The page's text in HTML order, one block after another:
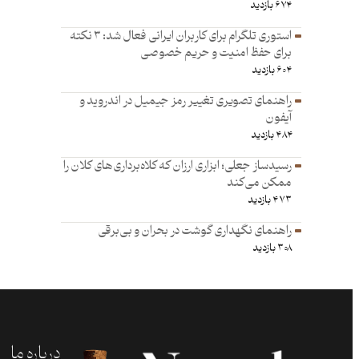
۶۷۴ بازدید
استوری تلگرام برای کاربران ایرانی فعال شد: ۳ نکته
برای حفظ امنیت و حریم خصوصی
۶۰۴ بازدید
راهنمای تصویری تغییر رمز جیمیل در اندروید و
آیفون
۴۸۴ بازدید
رسیدساز جعلی؛ ابزاری ارزان که کلاه‌برداری‌های کلان را
ممکن می‌کند
۴۷۳ بازدید
راهنمای نگهداری گوشت در بحران و بی‌برقی
۳۰۸ بازدید